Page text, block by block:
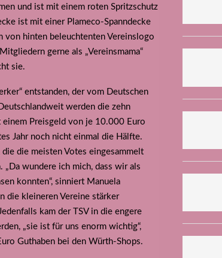
und ist mit einem roten Spritzschutz
ist mit einer Plameco-Spanndecke
von hinten beleuchtenten Vereinslogo
gerne als „Vereinsmama“
sie.
entstanden, der vom Deutschen
werden die zehn
Preisgeld von je 10.000 Euro
Jahr noch nicht einmal die Hälfte.
die meisten Votes eingesammelt
wundere ich mich, dass wir als
konnten“, sinniert Manuela
die kleineren Vereine stärker
kam der TSV in die engere
„sie ist für uns enorm wichtig“,
Guthaben bei den Würth-Shops.